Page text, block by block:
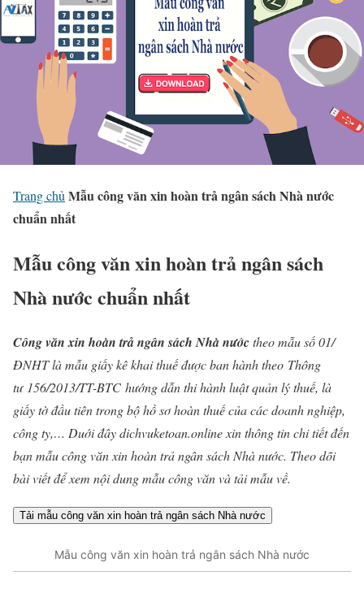
Trang chủ Mẫu công văn xin hoàn trả ngân sách Nhà nước
chuẩn nhất
Mẫu công văn xin hoàn trả ngân sách
Nhà nước chuẩn nhất
Côngvăn xin hoàn trả ngân sách Nhà nướctheo mẫu số 01/
ĐNHT là mẫu giấy kê khai thuế được ban hành theo Thông
tư 156/2013/TT-BTC hướng dẫn thi hành luật quản lý thuế, là
giấy tờ đầu tiên trong bộ hồ sơ hoàn thuế của các doanh nghiệp,
công ty,… Duớiđâydichvuketoan.online xin thông tin chi tiết đến
bạn mẫucôngvăn xin hoàn trả ngân sách Nhà nước. Theo dõi
bài viết để xem nội dung mẫu công văn và tải mẫu về.
Tải mẫu công văn xin hoàn trả ngân sách Nhà nước
Mẫu công văn xin hoàn trả ngân sách Nhà nước